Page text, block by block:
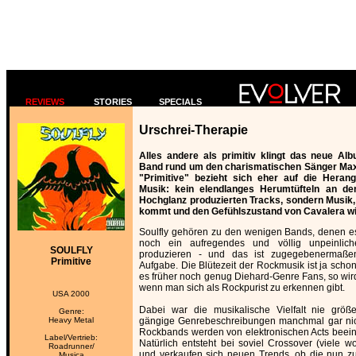
REVIEWS STORIES SPECIALS
SOULFLY
Primitive
USA 2000
Genre:
Heavy Metal
Label/Vertrieb:
Roadrunner/
Urschrei-Therapie
Alles andere als primitiv klingt das neue
Band rund um den charismatischen Sänger
"Primitive" bezieht sich eher auf die
Musik: kein elendlanges Herumtüfteln an
Hochglanz produzierten Tracks, sondern
kommt und den Gefühlszustand von Cavalera
Soulfly gehören zu den wenigen Bands, denen
noch ein aufregendes und völlig
produzieren - und das ist
Aufgabe. Die Blütezeit der Rockmusik ist ja
es früher noch genug Diehard-Genre Fans, so
wenn man sich als Rockpurist zu erkennen gibt.
Dabei war die musikalische Vielfalt nie
gängige Genrebeschreibungen manchmal gar
Rockbands werden von elektronischen Acts
Natürlich entsteht bei soviel Crossover (viele